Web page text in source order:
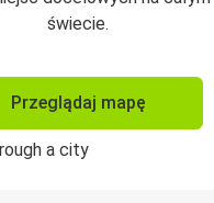
świecie.
Przeglądaj mapę